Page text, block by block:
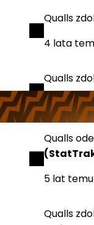
Qualls
4 lata
Qualls
4 lata
Qualls
5 lat temu
Qualls